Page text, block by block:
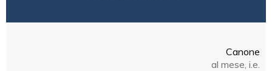
Canone
al mese, i.e.